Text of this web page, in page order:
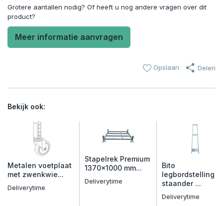
Grotere aantallen nodig? Of heeft u nog andere vragen over dit
product?
Meer informatie aanvragen
Opslaan Delen
Bekijk ook:
Metalen voetplaat
met zwenkwie...
Deliverytime
Stapelrek Premium
1370x1000 mm...
Deliverytime
Bito
legbordstelling
staander ...
Deliverytime